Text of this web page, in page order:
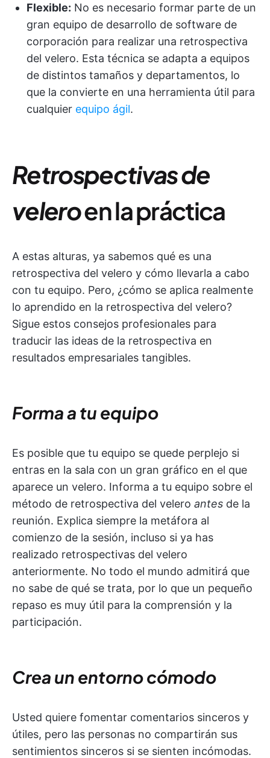
Flexible: No es necesario formar parte de un
gran equipo de desarrollo de software de
corporación para realizar una retrospectiva
del velero. Esta técnica se adapta a equipos
de distintos tamaños y departamentos, lo
que la convierte en una herramienta útil para
cualquier equipo ágil.
Retrospectivas de
veleroen la práctica
A estas alturas, ya sabemos qué es una
retrospectiva del velero y cómo llevarla a cabo
con tu equipo. Pero, ¿cómo se aplica realmente
lo aprendido en la retrospectiva del velero?
Sigue estos consejos profesionales para
traducir las ideas de la retrospectiva en
resultados empresariales tangibles.
Forma a tu equipo
Es posible que tu equipo se quede perplejo si
entras en la sala con un gran gráfico en el que
aparece un velero. Informa a tu equipo sobre el
método de retrospectiva del velero antes de la
reunión. Explica siempre la metáfora al
comienzo de la sesión, incluso si ya has
realizado retrospectivas del velero
anteriormente. No todo el mundo admitirá que
no sabe de qué se trata, por lo que un pequeño
repaso es muy útil para la comprensión y la
participación.
Crea un entorno cómodo
Usted quiere fomentar comentarios sinceros y
útiles, pero las personas no compartirán sus
sentimientos sinceros si se sienten incómodas.